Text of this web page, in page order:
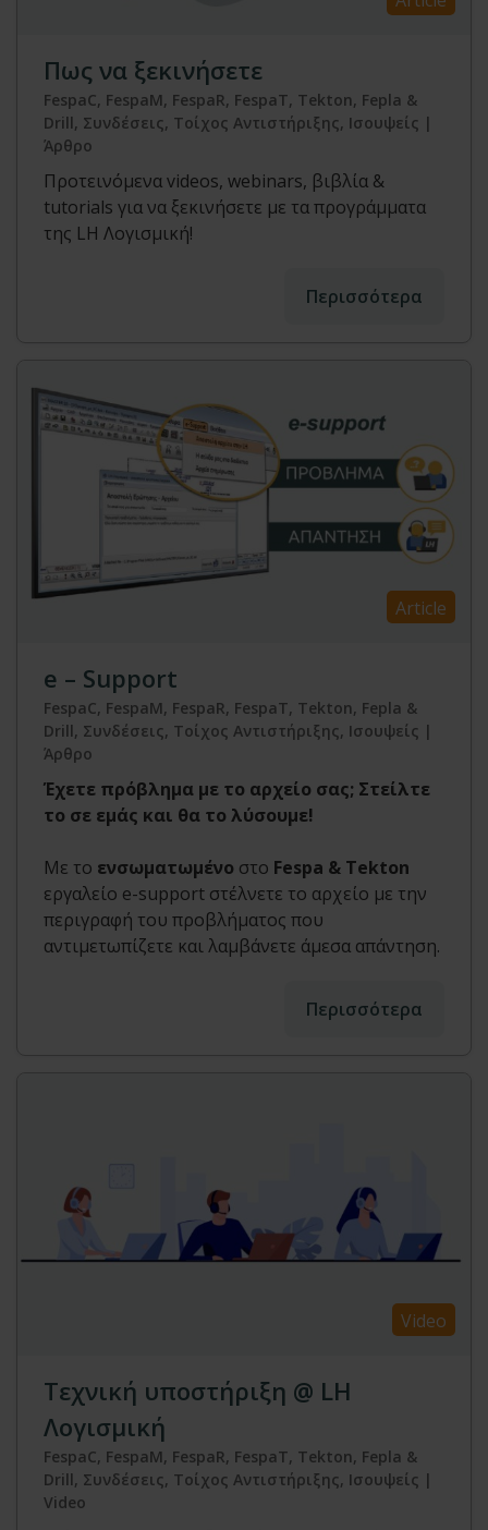
Πως να ξεκινήσετε
FespaC, FespaM, FespaR, FespaT, Tekton, Fepla &
Drill, Συνδέσεις, Τοίχος Αντιστήριξης, Ισουψείς |
Άρθρο
Προτεινόμενα videos, webinars, βιβλία &
tutorials για να ξεκινήσετε με τα προγράμματα
της LH Λογισμική!
Περισσότερα
Article
e – Support
FespaC, FespaM, FespaR, FespaT, Tekton, Fepla &
Drill, Συνδέσεις, Τοίχος Αντιστήριξης, Ισουψείς |
Άρθρο
Έχετε πρόβλημα με το αρχείο σας; Στείλτε
το σε εμάς και θα το λύσουμε!
Με το ενσωματωμένο στο Fespa & Tekton
εργαλείο e-support στέλνετε το αρχείο με την
περιγραφή του προβλήματος που
αντιμετωπίζετε και λαμβάνετε άμεσα απάντηση.
Περισσότερα
Video
Τεχνική υποστήριξη @ LH
Λογισμική
FespaC, FespaM, FespaR, FespaT, Tekton, Fepla &
Drill, Συνδέσεις, Τοίχος Αντιστήριξης, Ισουψείς |
Video